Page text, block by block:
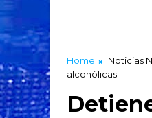
Home Noticias
alcohólicas